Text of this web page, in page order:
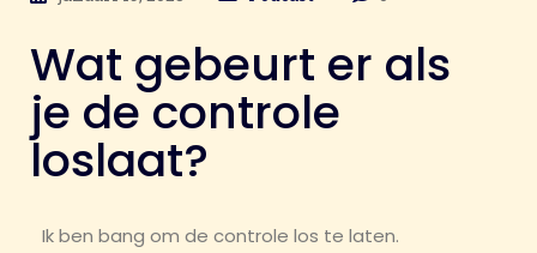
Wat gebeurt er als
je de controle
loslaat?
Ik ben bang om de controle los te laten.